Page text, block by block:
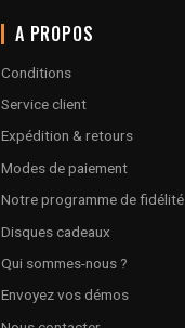
A PROPOS
Conditions
Service client
Expédition & retours
Modes de paiement
Notre programme de fidélité
Disques cadeaux
Qui sommes-nous ?
Envoyez vos démos